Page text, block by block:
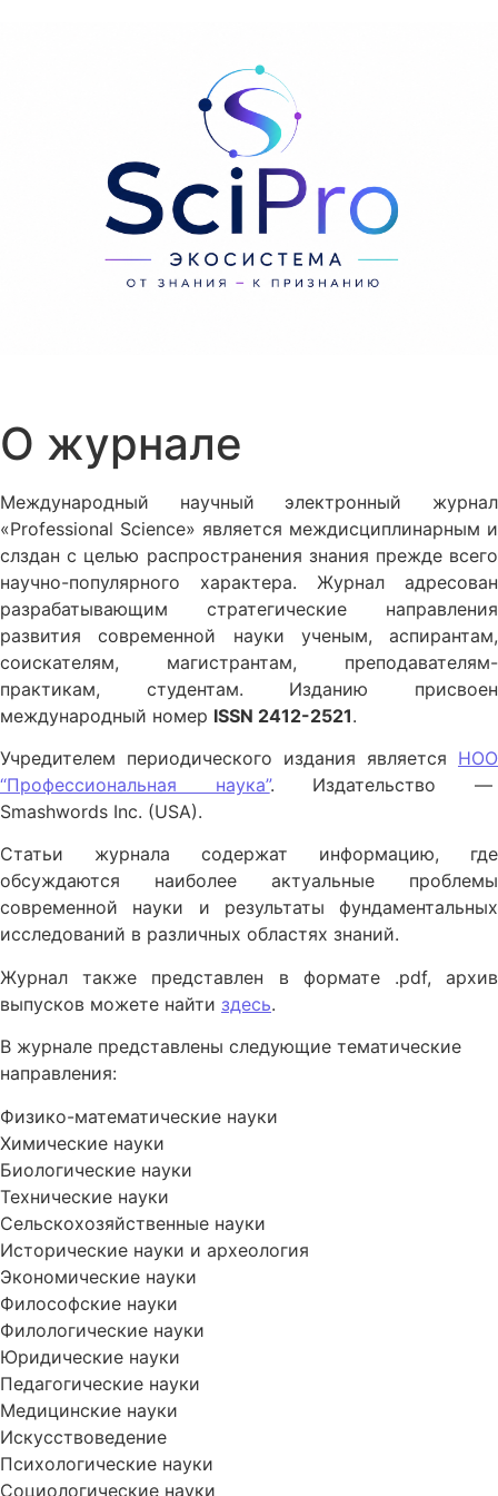
О журнале
Международный научный электронный журнал
«Professional Science» является междисциплинарным и
слздан с целью распространения знания прежде всего
научно-популярного характера. Журнал адресован
разрабатывающим стратегические направления
развития современной науки ученым, аспирантам,
соискателям, магистрантам, преподавателям-
практикам, студентам. Изданию присвоен
международный номер ISSN 2412-2521.
Учредителем периодического издания является НОО
“Профессиональная наука”. Издательство —
Smashwords Inc. (USA).
Статьи журнала содержат информацию, где
обсуждаются наиболее актуальные проблемы
современной науки и результаты фундаментальных
исследований в различных областях знаний.
Журнал также представлен в формате .pdf, архив
выпусков можете найти здесь.
В журнале представлены следующие тематические
направления:
Физико-математические науки
Химические науки
Биологические науки
Технические науки
Сельскохозяйственные науки
Исторические науки и археология
Экономические науки
Философские науки
Филологические науки
Юридические науки
Педагогические науки
Медицинские науки
Искусствоведение
Психологические науки
Социологические науки